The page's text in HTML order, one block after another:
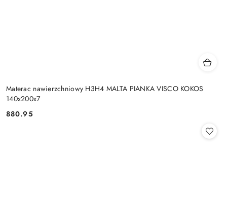
Materac nawierzchniowy H3H4 MALTA PIANKA VISCO KOKOS
140x200x7
Cena:
880.95